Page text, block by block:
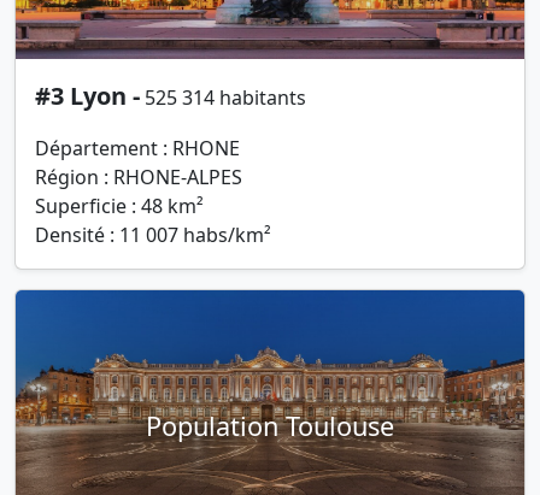
#3 Lyon - 525 314 habitants
Département : RHONE
Région : RHONE-ALPES
Superficie : 48 km²
Densité : 11 007 habs/km²
Population Toulouse